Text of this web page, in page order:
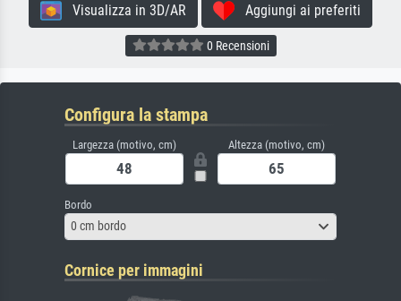
Visualizza in 3D/AR Aggiungi ai preferiti
0 Recensioni
Configura la stampa
Largezza (motivo, cm) Altezza (motivo, cm)
Bordo
0 cm bordo
Cornice per immagini